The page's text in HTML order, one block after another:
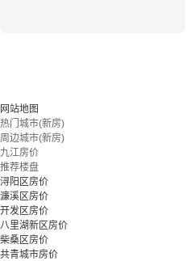
网站地图
热门城市(新房)
周边城市(新房)
九江房价
推荐楼盘
浔阳区房价
濂溪区房价
开发区房价
八里湖新区房价
柴桑区房价
共青城市房价